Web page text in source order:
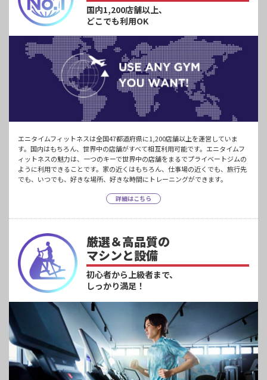
国内1,200店舗以上、
どこでも利用OK
エニタイムフィットネスは全国47都道府県に1,200店舗以上を運営していま
す。国内はもちろん、世界中の店舗がすべて相互利用可能です。エニタイムフ
ィットネスの魅力は、一つのキーで世界中の店舗をまるでプライベートジムの
ように利用できることです。家の近くはもちろん、仕事場の近くでも、旅行先
でも、いつでも、好きな場所、好きな時間にトレーニングができます。
詳細はこちら
厳選＆高品質の
マシンと設備
初心者から上級者まで、
しっかり満足！